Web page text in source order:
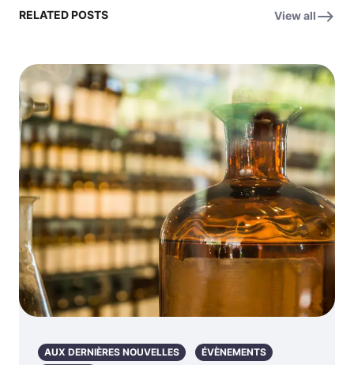
RELATED POSTS View all
AUX DERNIÈRES NOUVELLES
ÉVÈNEMENTS